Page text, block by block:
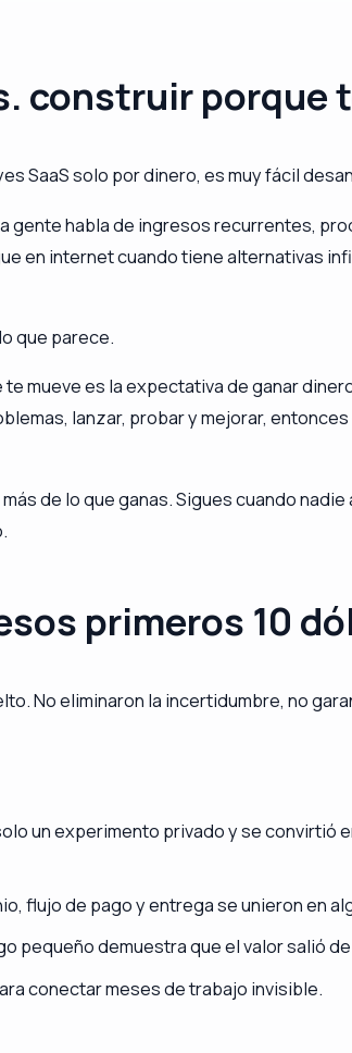
construir porque
SaaS solo por dinero, es muy fácil
gente habla de ingresos recurrentes,
en internet cuando tiene alternativas
que parece.
mueve es la expectativa de ganar
lanzar, probar y mejorar,
de lo que ganas. Sigues cuando
primeros 10
No eliminaron la incertidumbre, no
un experimento privado y se convirtió
flujo de pago y entrega se unieron en
pequeño demuestra que el valor salió
conectar meses de trabajo invisible.